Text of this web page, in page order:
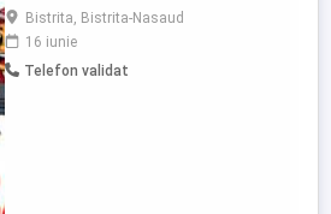
80x110 cm Pretul include: 8 capse, 14
clipsuri de prindere. Dacă aveți nevoie de
o distanță mai mare, puteți îmbina două
clipsuri pentru a prelungi conexiunea.
Bistrita, Bistrita-Nasaud
16 iunie
Telefon validat